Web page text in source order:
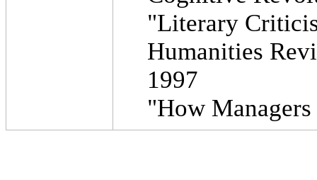
"Literary
Humanities
1997
"How